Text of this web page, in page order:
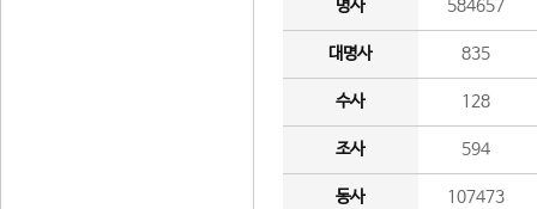
명사 584657
대명사 835
수사 128
조사 594
동사 107473